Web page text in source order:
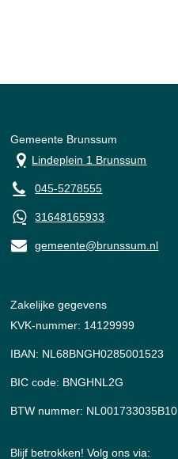
Gemeente Brunssum
Lindeplein 1 Brunssum
045-5278555
31648165933
gemeente@brunssum.nl
Zakelijke gegevens
KVK-nummer: 14129999
IBAN: NL68BNGH0285001523
BIC code: BNGHNL2G
BTW nummer: NL001733035B10
Blijf betrokken! Volg ons via: